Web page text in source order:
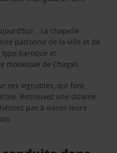
La chapelle
patronne de la ville et de
type baroque et
mosaïque de Chagall.
ses vignobles, qui font
Retrouvez une dizaine
pas à visiter leurs